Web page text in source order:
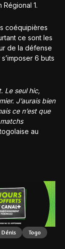
1.
coéquipières
ce sont les
de la défense
6 buts
Le seul hic,
J’aurais bien
ce n’est que
au
Dénis Togo